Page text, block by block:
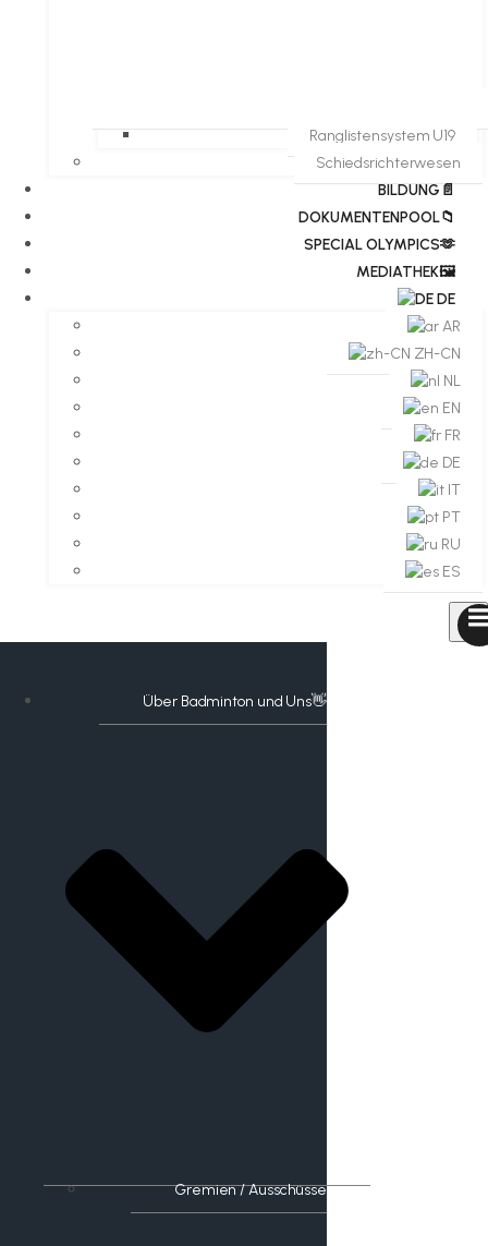
Ranglistensystem U19
Schiedsrichterwesen
BILDUNG📄
DOKUMENTENPOOL📁
​​SPECIAL OLYMPICS🫶
MEDIATHEK🖼️​
DE
AR
ZH-CN
NL
EN
FR
DE
IT
PT
RU
ES
Über Badminton und Uns👋
Gremien / Ausschüsse